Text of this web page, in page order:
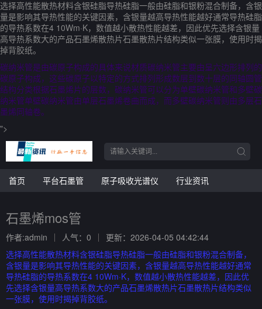
选择高性能散热材料含银硅脂导热硅脂一般由硅脂和银粉混合制备，含银
量是影响其导热性能的关键因素，含银量越高导热性能越好通常导热硅脂
的导热系数在4 10Wm·K，数值越小散热性能越差，因此优先选择含银量
高导热系数大的产品石墨烯散热片石墨散热片结构类似一张膜，使用时揭
掉背胶纸。
碳纳米管是由碳原子构成的具体来说材质碳纳米管主要由呈六边形排列的
碳原子构成，这些碳原子以特定的方式排列形成数层到数十层的同轴圆管
结构分类根据石墨烯片的层数，碳纳米管可以分为单壁碳纳米管和多壁碳
纳米管单壁碳纳米管由单层石墨烯卷曲而成，而多壁碳纳米管则由多层石
墨烯同轴卷。
">
首页 平台石墨管 原子吸收光谱仪 行业资讯
石墨烯mos管
作者:admin 人气：0
更新：2026-04-05 04:42:44
选择高性能散热材料含银硅脂导热硅脂一般由硅脂和银粉混合制备，
含银量是影响其导热性能的关键因素，含银量越高导热性能越好通常
导热硅脂的导热系数在4 10Wm·K，数值越小散热性能越差，因此优
先选择含银量高导热系数大的产品石墨烯散热片石墨散热片结构类似
一张膜，使用时揭掉背胶纸。